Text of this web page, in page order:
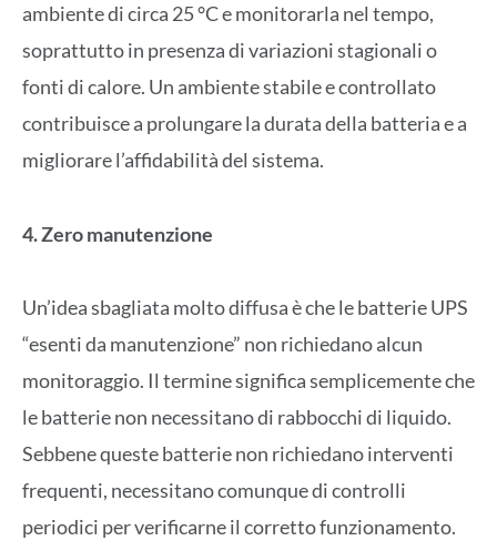
ambiente di circa 25 °C e monitorarla nel tempo,
soprattutto in presenza di variazioni stagionali o
fonti di calore. Un ambiente stabile e controllato
contribuisce a prolungare la durata della batteria e a
migliorare l’affidabilità del sistema.
4. Zero manutenzione
Un’idea sbagliata molto diffusa è che le batterie UPS
“esenti da manutenzione” non richiedano alcun
monitoraggio. Il termine significa semplicemente che
le batterie non necessitano di rabbocchi di liquido.
Sebbene queste batterie non richiedano interventi
frequenti, necessitano comunque di controlli
periodici per verificarne il corretto funzionamento.